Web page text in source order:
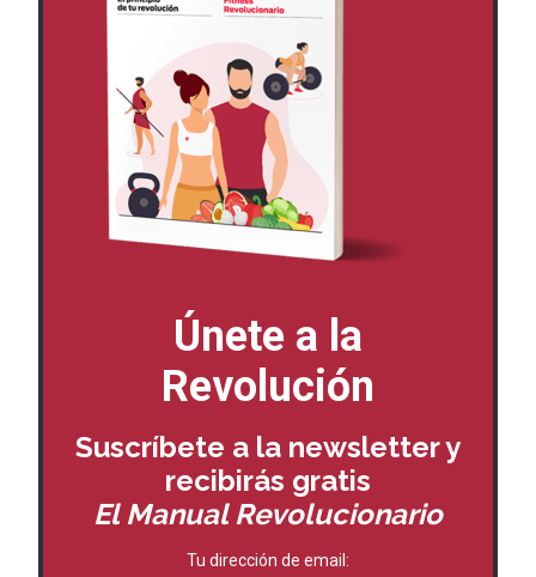
Únete a la
Revolución
Suscríbete a la newsletter y
recibirás gratis
El Manual Revolucionario
Tu dirección de email: